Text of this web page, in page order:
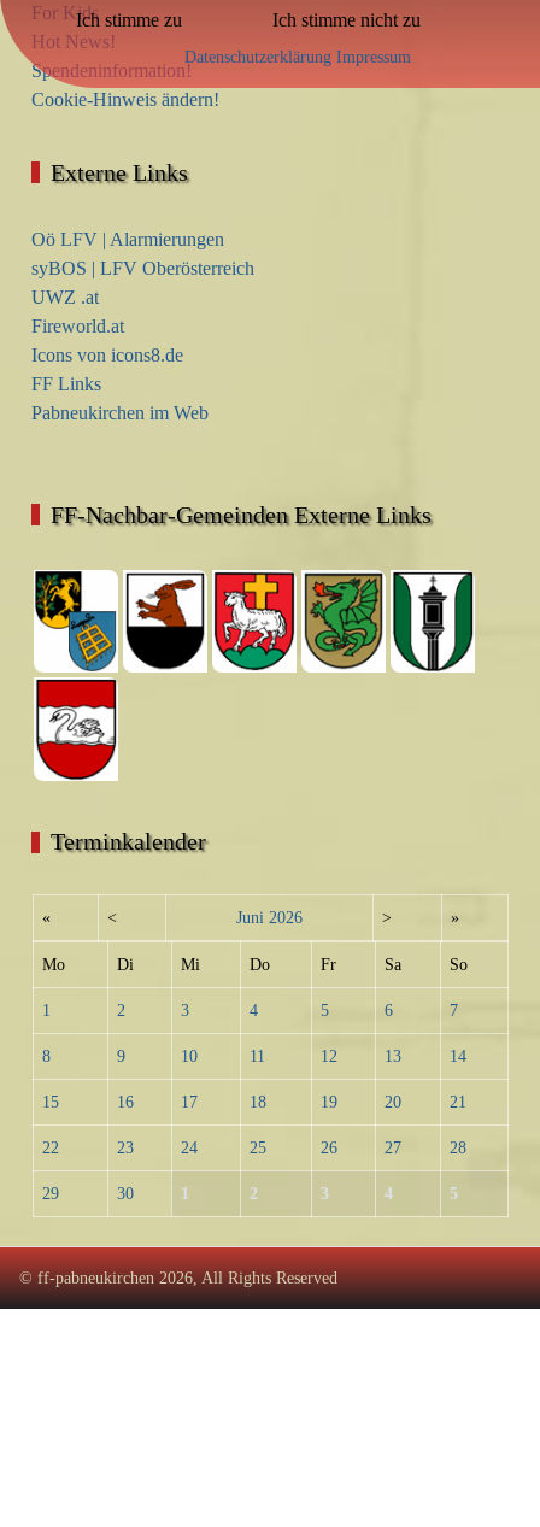
For Kids
Hot News!
Spendeninformation!
Cookie-Hinweis ändern!
Externe Links
Oö LFV | Alarmierungen
syBOS | LFV Oberösterreich
UWZ .at
Fireworld.at
Icons von icons8.de
FF Links
Pabneukirchen im Web
FF-Nachbar-Gemeinden Externe Links
Terminkalender
« < Juni 2026 > »
Mo Di Mi Do Fr Sa So
1 2 3 4 5 6 7
8 9 10 11 12 13 14
15 16 17 18 19 20 21
22 23 24 25 26 27 28
29 30 1 2 3 4 5
© ff-pabneukirchen 2026, All Rights Reserved
Ich stimme zu Ich stimme nicht zu
Datenschutzerklärung Impressum